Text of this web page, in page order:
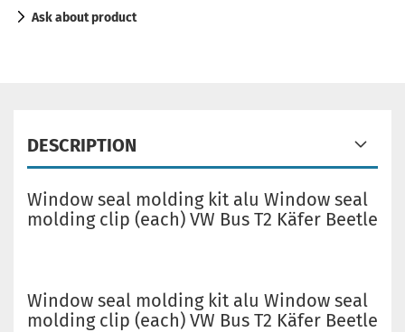
Ask about product
DESCRIPTION
Window seal molding kit alu Window seal
molding clip (each) VW Bus T2 Käfer Beetle
Window seal molding kit alu Window seal
molding clip (each) VW Bus T2 Käfer Beetle